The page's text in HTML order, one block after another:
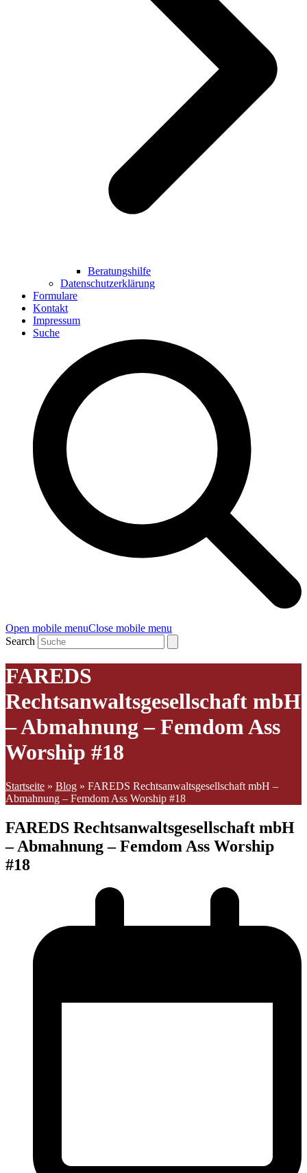
Beratungshilfe
Datenschutzerklärung
Formulare
Kontakt
Impressum
Suche
Open mobile menuClose mobile menu
Search
FAREDS
Rechtsanwaltsgesellschaft mbH
– Abmahnung – Femdom Ass
Worship #18
Startseite » Blog » FAREDS Rechtsanwaltsgesellschaft mbH –
Abmahnung – Femdom Ass Worship #18
FAREDS Rechtsanwaltsgesellschaft mbH
– Abmahnung – Femdom Ass Worship
#18